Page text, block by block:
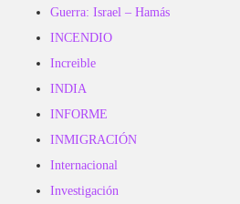
Guerra: Israel – Hamás
INCENDIO
Increible
INDIA
INFORME
INMIGRACIÓN
Internacional
Investigación